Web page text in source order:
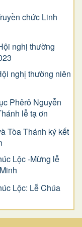
chức Linh
nghị thường
nghị thường niên
Phêrô Nguyễn
lễ tạ ơn
Tòa Thánh ký kết
Lộc -Mừng lễ
Lộc: Lễ Chúa